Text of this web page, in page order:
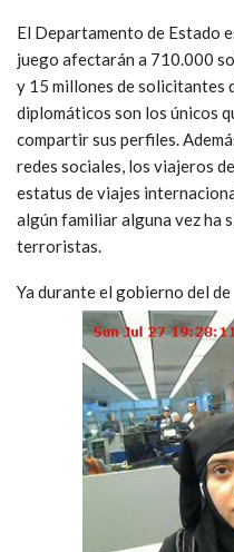
El Departamento de Estado
juego afectarán a 710.000
y 15 millones de solicitantes
diplomáticos son los únicos
compartir sus perfiles.
redes sociales, los viajeros
estatus de viajes
algún familiar alguna vez ha
terroristas.
Ya durante el gobierno del de